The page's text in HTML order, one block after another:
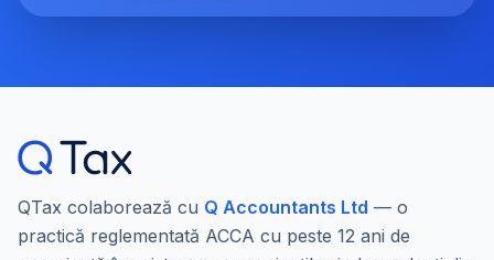
QTax colaborează cu Q Accountants Ltd — o
practică reglementată ACCA cu peste 12 ani de